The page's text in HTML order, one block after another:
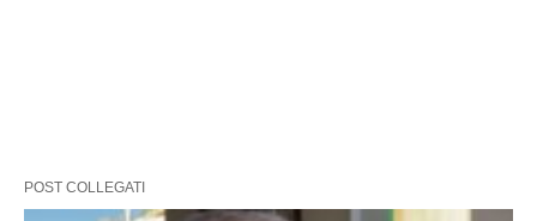
POST COLLEGATI